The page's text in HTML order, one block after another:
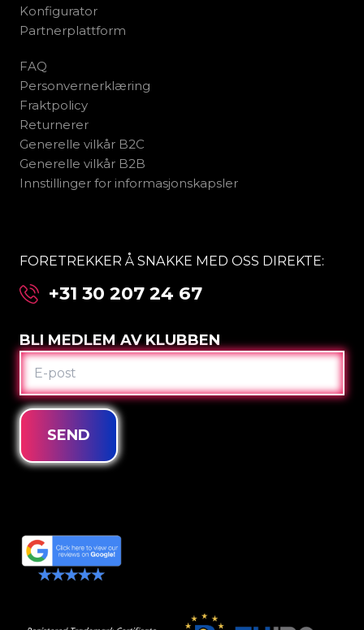
Konfigurator
Partnerplattform
FAQ
Personvernerklæring
Fraktpolicy
Returnerer
Generelle vilkår B2C
Generelle vilkår B2B
Innstillinger for informasjonskapsler
FORETREKKER Å SNAKKE MED OSS DIREKTE:
+31 30 207 24 67
BLI MEDLEM AV KLUBBEN
E-
POST
SEND